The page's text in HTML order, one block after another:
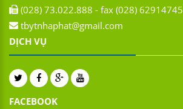
(028) 73.022.888 - fax (028) 62914745
tbytnhaphat@gmail.com
DỊCH VỤ
FACEBOOK